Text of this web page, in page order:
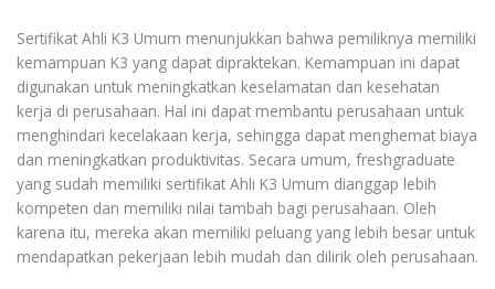
Sertifikat Ahli K3 Umum menunjukkan bahwa pemiliknya memiliki
kemampuan K3 yang dapat dipraktekan. Kemampuan ini dapat
digunakan untuk meningkatkan keselamatan dan kesehatan
kerja di perusahaan. Hal ini dapat membantu perusahaan untuk
menghindari kecelakaan kerja, sehingga dapat menghemat biaya
dan meningkatkan produktivitas. Secara umum, freshgraduate
yang sudah memiliki sertifikat Ahli K3 Umum dianggap lebih
kompeten dan memiliki nilai tambah bagi perusahaan. Oleh
karena itu, mereka akan memiliki peluang yang lebih besar untuk
mendapatkan pekerjaan lebih mudah dan dilirik oleh perusahaan.